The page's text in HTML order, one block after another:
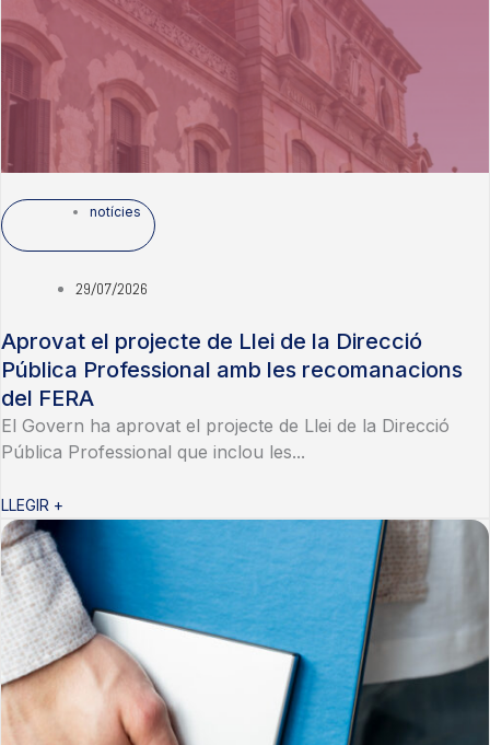
notícies
29/07/2026
Aprovat el projecte de Llei de la Direcció
Pública Professional amb les recomanacions
del FERA
El Govern ha aprovat el projecte de Llei de la Direcció
Pública Professional que inclou les...
LLEGIR +